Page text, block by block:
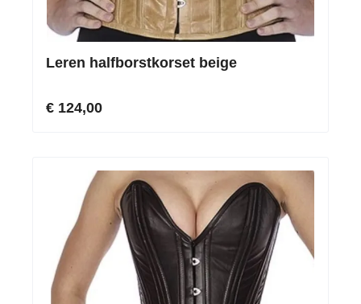
Leren halfborstkorset beige
€ 124,00